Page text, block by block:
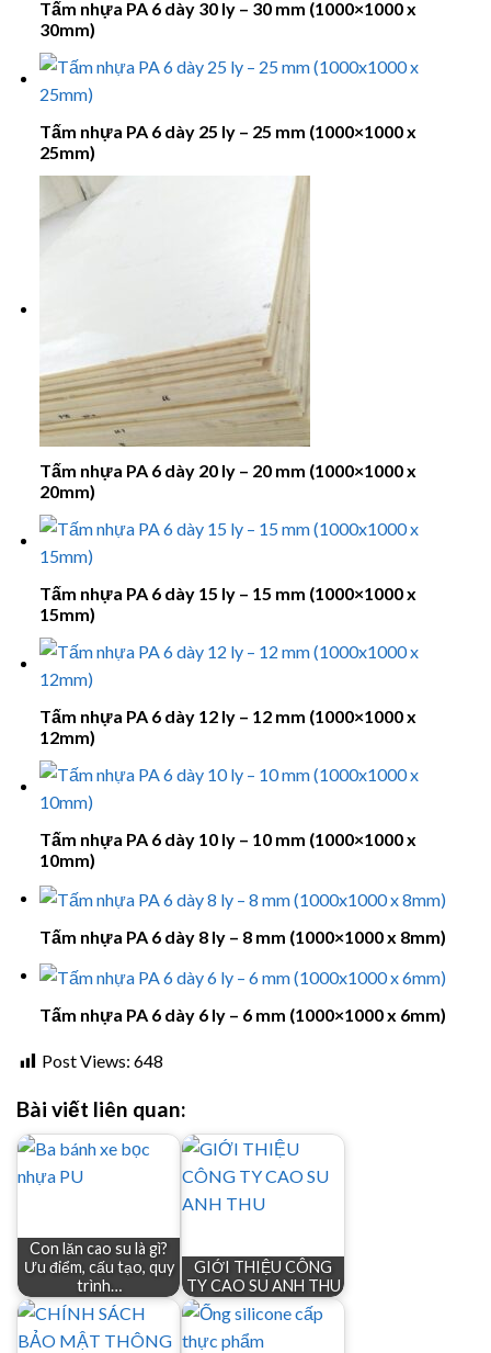
Tấm nhựa PA 6 dày 30 ly – 30 mm (1000×1000 x
30mm)
Tấm nhựa PA 6 dày 25 ly – 25 mm (1000×1000 x
25mm)
Tấm nhựa PA 6 dày 20 ly – 20 mm (1000×1000 x
20mm)
Tấm nhựa PA 6 dày 15 ly – 15 mm (1000×1000 x
15mm)
Tấm nhựa PA 6 dày 12 ly – 12 mm (1000×1000 x
12mm)
Tấm nhựa PA 6 dày 10 ly – 10 mm (1000×1000 x
10mm)
Tấm nhựa PA 6 dày 8 ly – 8 mm (1000×1000 x 8mm)
Tấm nhựa PA 6 dày 6 ly – 6 mm (1000×1000 x 6mm)
Post Views: 648
Bài viết liên quan:
Con lăn cao su là gì?
Ưu điểm, cấu tạo, quy
trình…
GIỚI THIỆU CÔNG
TY CAO SU ANH THU